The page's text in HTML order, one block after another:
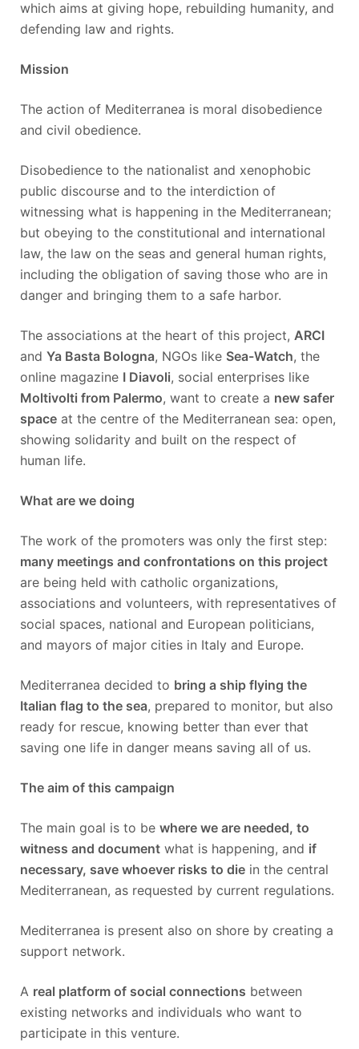
which aims at giving hope, rebuilding humanity, and
defending law and rights.
Mission
The action of Mediterranea is moral disobedience
and civil obedience.
Disobedience to the nationalist and xenophobic
public discourse and to the interdiction of
witnessing what is happening in the Mediterranean;
but obeying to the constitutional and international
law, the law on the seas and general human rights,
including the obligation of saving those who are in
danger and bringing them to a safe harbor.
The associations at the heart of this project, ARCI
and Ya Basta Bologna, NGOs like Sea-Watch, the
online magazine I Diavoli, social enterprises like
Moltivolti from Palermo, want to create a new safer
space at the centre of the Mediterranean sea: open,
showing solidarity and built on the respect of
human life.
What are we doing
The work of the promoters was only the first step:
many meetings and confrontations on this project
are being held with catholic organizations,
associations and volunteers, with representatives of
social spaces, national and European politicians,
and mayors of major cities in Italy and Europe.
Mediterranea decided to bring a ship flying the
Italian flag to the sea, prepared to monitor, but also
ready for rescue, knowing better than ever that
saving one life in danger means saving all of us.
The aim of this campaign
The main goal is to be where we are needed, to
witness and document what is happening, and if
necessary, save whoever risks to die in the central
Mediterranean, as requested by current regulations.
Mediterranea is present also on shore by creating a
support network.
A real platform of social connections between
existing networks and individuals who want to
participate in this venture.